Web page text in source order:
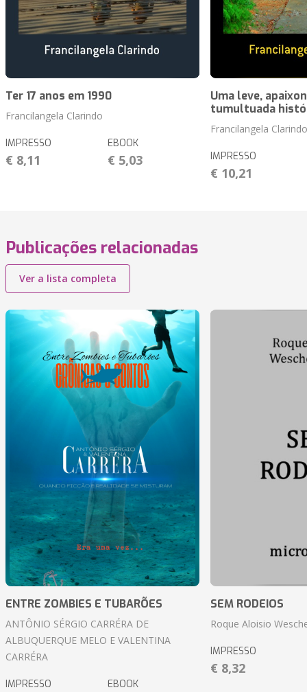
Ter 17 anos em 1990
Francilangela Clarindo
IMPRESSO
€ 8,11
EBOOK
€ 5,03
Uma leve,
tumultuada
Francilangela Clarindo
IMPRESSO
€ 10,21
Publicações relacionadas
Ver a lista completa
ENTRE ZOMBIES E TUBARÕES
ANTÔNIO SÉRGIO CARRÉRA DE
ALBUQUERQUE MELO E VALENTINA
CARRÉRA
IMPRESSO EBOOK
SEM RODEIOS
Roque Aloisio
IMPRESSO
€ 8,32